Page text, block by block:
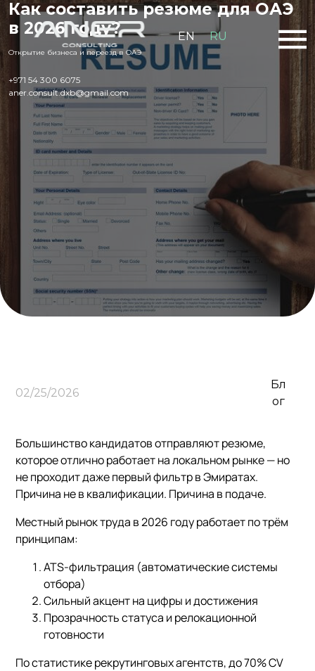
Открытие бизнеса и переезд в ОАЭ
+971 54 300 6075
aner.consult.dxb@gmail.com
EN RU
Как составить резюме для ОАЭ
в 2026 году?
02/25/2026
Бл
ог
Большинство кандидатов отправляют резюме,
которое отлично работает на локальном рынке — но
не проходит даже первый фильтр в Эмиратах.
Причина не в квалификации. Причина в подаче.
Местный рынок труда в 2026 году работает по трём
принципам:
ATS-фильтрация (автоматические системы
отбора)
Сильный акцент на цифры и достижения
Прозрачность статуса и релокационной
готовности
По статистике рекрутинговых агентств, до 70% CV